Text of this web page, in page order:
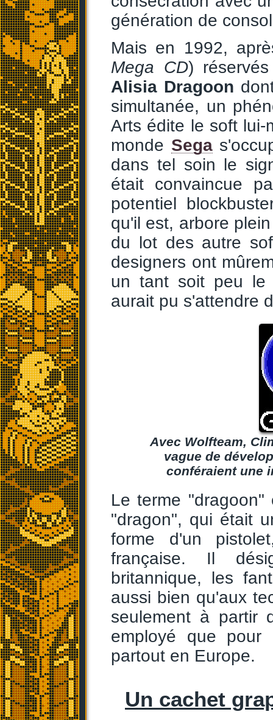
génération de
Mais en 1992,
Mega CD)
Alisia Dragoon
simultanée, un
Arts édite le soft lui-
monde Sega
dans tel soin le
était convaincue
potentiel
qu'il est, arbore
du lot des autre
designers ont
un tant soit peu le
aurait pu s'attendre
Avec Wolfteam,
vague de
conféraient une
Le terme
"dragon", qui était
forme d'un
française. Il
britannique, les
aussi bien qu'aux
seulement à partir
employé que pour
partout en Europe.
Un cachet